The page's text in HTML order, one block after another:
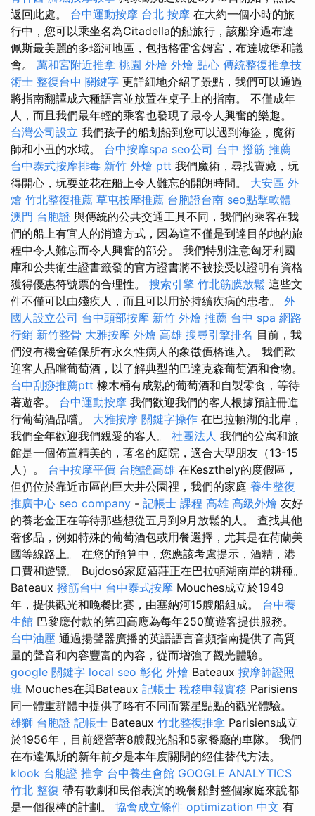
返回此處。 台中運動按摩 台北 按摩 在大約一個小時的旅
行中，您可以乘坐名為Citadella的船旅行，該船穿過布達
佩斯最美麗的多瑙河地區，包括格雷舍姆宮，布達城堡和議
會。 萬和宮附近推拿 桃園 外燴 外燴 點心 傳統整復推拿技
術士 整復台中 關鍵字 更詳細地介紹了景點，我們可以通過
將指南翻譯成六種語言並放置在桌子上的指南。 不僅成年
人，而且我們最年輕的乘客也發現了最令人興奮的樂趣。
台灣公司設立 我們孩子的船划船到您可以遇到海盜，魔術
師和小丑的水域。 台中按摩spa seo公司 台中 撥筋 推薦
台中泰式按摩排毒 新竹 外燴 ptt 我們魔術，尋找寶藏，玩
得開心，玩耍並花在船上令人難忘的開朗時間。 大安區 外
燴 竹北整復推薦 草屯按摩推薦 台胞證台南 seo點擊軟體
澳門 台胞證 與傳統的公共交通工具不同，我們的乘客在我
們的船上有宜人的消遣方式，因為這不僅是到達目的地的旅
程中令人難忘而令人興奮的部分。 我們特別注意匈牙利國
庫和公共衛生證書籤發的官方證書將不被接受以證明有資格
獲得優惠符號票的合理性。 搜索引擎 竹北筋膜放鬆 這些文
件不僅可以由殘疾人，而且可以用於持續疾病的患者。 外
國人設立公司 台中頭部按摩 新竹 外燴 推薦 台中 spa 網路
行銷 新竹整骨 大雅按摩 外燴 高雄 搜尋引擎排名 目前，我
們沒有機會確保所有永久性病人的象徵價格進入。 我們歡
迎客人品嚐葡萄酒，以了解典型的巴達克森葡萄酒和食物。
台中刮痧推薦ptt 橡木桶有成熟的葡萄酒和自製零食，等待
著遊客。 台中運動按摩 我們歡迎我們的客人根據預註冊進
行葡萄酒品嚐。 大雅按摩 關鍵字操作 在巴拉頓湖的北岸，
我們全年歡迎我們親愛的客人。 社團法人 我們的公寓和旅
館是一個佈置精美的，著名的庭院，適合大型朋友（13-15
人）。 台中按摩平價 台胞證高雄 在Keszthely的度假區，
但仍位於靠近市區的巨大井公園裡，我們的家庭 養生整復
推廣中心 seo company - 記帳士 課程 高雄 高級外燴 友好
的養老金正在等待那些想從五月到9月放鬆的人。 查找其他
奢侈品，例如特殊的葡萄酒包或用餐選擇，尤其是在荷蘭美
國等線路上。 在您的預算中，您應該考慮提示，酒精，港
口費和遊覽。 Bujdosó家庭酒莊正在巴拉頓湖南岸的耕種。
Bateaux 撥筋台中 台中泰式按摩 Mouches成立於1949
年，提供觀光和晚餐比賽，由塞納河15艘船組成。 台中養
生館 巴黎應付款的第四高應為每年250萬遊客提供服務。
台中油壓 通過揚聲器廣播的英語語言音頻指南提供了高質
量的聲音和內容豐富的內容，從而增強了觀光體驗。
google 關鍵字 local seo 彰化 外燴 Bateaux 按摩師證照
班 Mouches在與Bateaux 記帳士 稅務申報實務 Parisiens
同一體重群體中提供了略有不同而繁星點點的觀光體驗。
雄獅 台胞證 記帳士 Bateaux 竹北整復推拿 Parisiens成立
於1956年，目前經營著8艘觀光船和5家餐廳的車隊。 我們
在布達佩斯的新年前夕是本年度關閉的絕佳替代方法。
klook 台胞證 推拿 台中養生會館 GOOGLE ANALYTICS
竹北 整復 帶有歌劇和民俗表演的晚餐船對整個家庭來說都
是一個很棒的計劃。 協會成立條件 optimization 中文 有